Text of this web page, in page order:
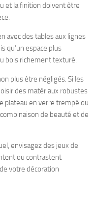
et la finition doivent être
avec des tables aux lignes
qu’un espace plus
bois richement texturé.
plus être négligés. Si les
des matériaux robustes
plateau en verre trempé ou
de beauté et de
envisagez des jeux de
ou contrastent
votre décoration